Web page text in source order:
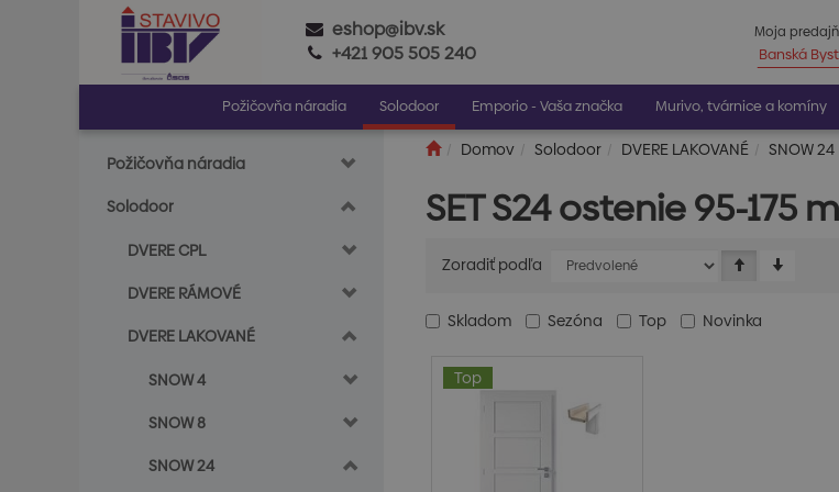
eshop@ibv.sk
+421 905 505 240
Moja
Požičovňa náradia Solodoor Emporio - Vaša značka Murivo, tvárnice a komíny
Požičovňa náradia
Solodoor
DVERE CPL
DVERE RÁMOVÉ
DVERE LAKOVANÉ
SNOW 4
SNOW 8
SNOW 24
Domov Solodoor DVERE LAKOVANÉ SNOW 24
SET S24 ostenie 95-175
Zoradiť podľa
Skladom Sezóna Top Novinka
Top